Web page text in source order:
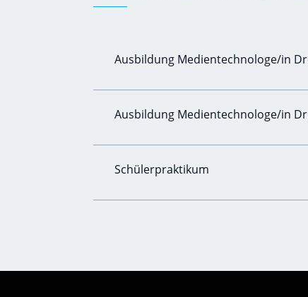
Ausbildung Medientechnologe/in
Ausbildung Medientechnologe/in
Schülerpraktikum